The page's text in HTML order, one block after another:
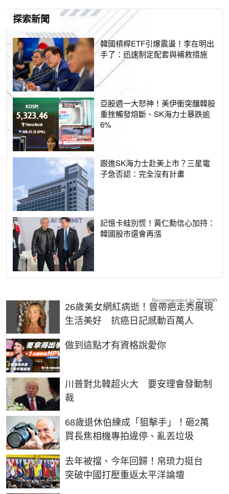
探索新聞
韓國槓桿ETF引爆震盪！李在明出
手了：迅速制定配套與補救措施
亞股週一大怒神！美伊衝突釀韓股
重挫觸發熔斷、SK海力士暴跌逾
6%
跟進SK海力士赴美上市？三星電
子急否認：完全沒有計畫
記憶卡蛙別慌！黃仁勳信心加持：
韓國股市還會再漲
26歲美女網紅病逝！曾帶疤走秀展現
生活美好 抗癌日記感動百萬人
做到這點才有資格說愛你
PR
川普對北韓超火大 要安理會發動制
裁
68歲退休伯練成「狙擊手」！砸2萬
買長焦相機專拍違停、亂丟垃圾
去年被擋、今年回歸！帛琉力挺台
突破中國打壓重返太平洋論壇
Recommended by